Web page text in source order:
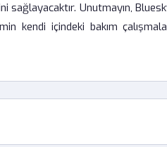
sağlayacaktır. Unutmayın,
kendi içindeki bakım